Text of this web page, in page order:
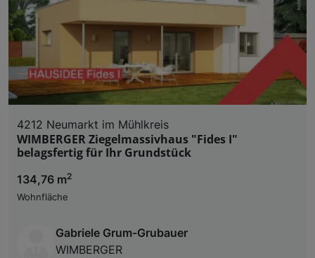
4212 Neumarkt im Mühlkreis
WIMBERGER Ziegelmassivhaus "Fides I"
belagsfertig für Ihr Grundstück
134,76 m2
Wohnfläche
Gabriele Grum-Grubauer
WIMBERGER